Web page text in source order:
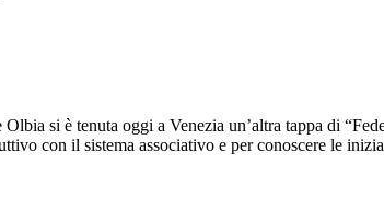
si è tenuta oggi a Venezia un’altra tappa di
con il sistema associativo e per conoscere le